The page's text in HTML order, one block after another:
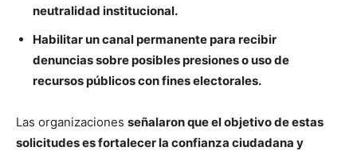
neutralidad institucional.
Habilitar un canal permanente para recibir
denuncias sobre posibles presiones o uso de
recursos públicos con fines electorales.
Las organizaciones señalaron que el objetivo de estas
solicitudes es fortalecer la confianza ciudadana y